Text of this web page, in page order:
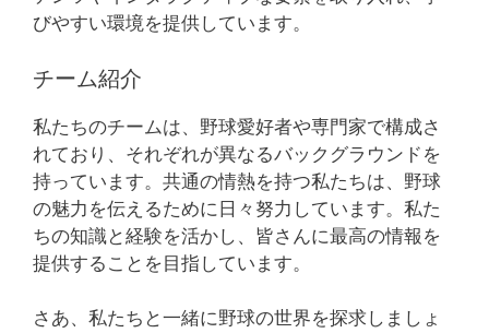
びやすい環境を提供しています。
チーム紹介
私たちのチームは、野球愛好者や専門家で構成さ
れており、それぞれが異なるバックグラウンドを
持っています。共通の情熱を持つ私たちは、野球
の魅力を伝えるために日々努力しています。私た
ちの知識と経験を活かし、皆さんに最高の情報を
提供することを目指しています。
さあ、私たちと一緒に野球の世界を探求しましょ